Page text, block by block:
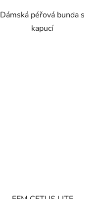
Dámská péřová bunda s
kapucí